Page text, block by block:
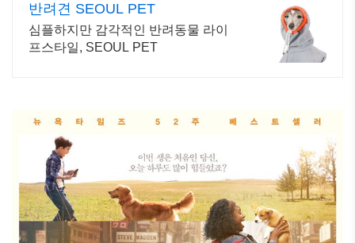
반려견 SEOUL PET
심플하지만 감각적인 반려동물 라이
프스타일, SEOUL PET